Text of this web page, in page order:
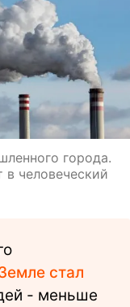
города.
человеческий
стал
- меньше